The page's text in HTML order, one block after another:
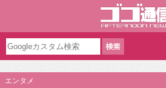
エンタメ